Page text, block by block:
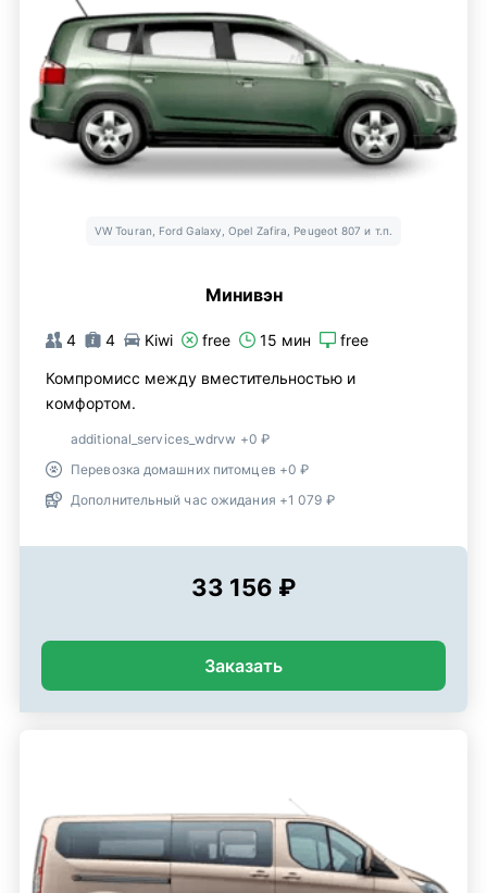
VW Touran, Ford Galaxy, Opel Zafira, Peugeot 807 и т.п.
Минивэн
4 4 Kiwi free 15 мин free
Компромисс между вместительностью и
комфортом.
additional_services_wdrvw +0 ₽
Перевозка домашних питомцев +0 ₽
Дополнительный час ожидания +1 079 ₽
33 156 ₽
Заказать